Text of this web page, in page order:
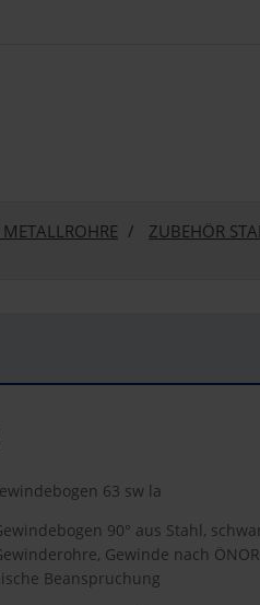
ZUBEHÖR
63 sw la
90° aus Stahl,
Gewinde nach
Beanspruchung